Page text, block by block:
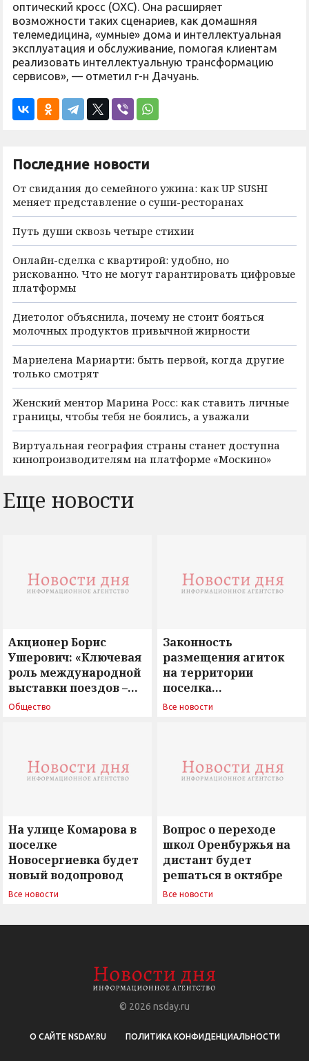
оптический кросс (OXC). Она расширяет
возможности таких сценариев, как домашняя
телемедицина, «умные» дома и интеллектуальная
эксплуатация и обслуживание, помогая клиентам
реализовать интеллектуальную трансформацию
сервисов», — отметил г-н Дачуань.
Последние новости
От свидания до семейного ужина: как UP SUSHI
меняет представление о суши-ресторанах
Путь души сквозь четыре стихии
Онлайн-сделка с квартирой: удобно, но
рискованно. Что не могут гарантировать цифровые
платформы
Диетолог объяснила, почему не стоит бояться
молочных продуктов привычной жирности
Мариелена Мариарти: быть первой, когда другие
только смотрят
Женский ментор Марина Росс: как ставить личные
границы, чтобы тебя не боялись, а уважали
Виртуальная география страны станет доступна
кинопроизводителям на платформе «Москино»
Еще новости
Акционер Борис
Ушерович: «Ключевая
роль международной
выставки поездов –
поиск ответов на
Общество
Законность
размещения агиток
на территории
поселка
Новосергиевка
Все новости
На улице Комарова в
поселке
Новосергиевка будет
новый водопровод
Все новости
Вопрос о переходе
школ Оренбуржья на
дистант будет
решаться в октябре
Все новости
© 2026 nsday.ru
О САЙТЕ NSDAY.RU ПОЛИТИКА КОНФИДЕНЦИАЛЬНОСТИ